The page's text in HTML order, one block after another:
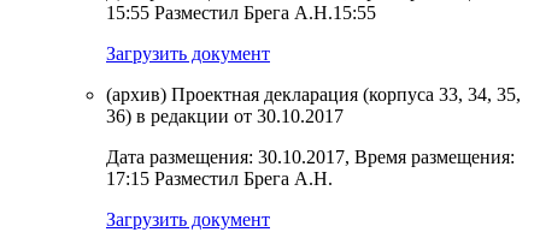
15:55 Разместил Брега А.Н.15:55
Загрузить документ
(архив) Проектная декларация (корпуса 33, 34, 35,
36) в редакции от 30.10.2017
Дата размещения: 30.10.2017, Время размещения:
17:15 Разместил Брега А.Н.
Загрузить документ